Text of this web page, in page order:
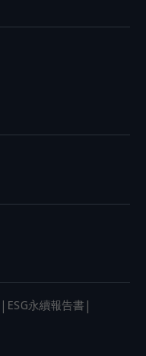
| ESG永續報告書 |